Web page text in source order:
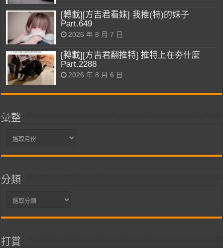
[轉載][方吉君看妹] 我推(特)的妹子
Part.649
2026 年 8 月 7 日
[轉載][方吉君翻推特] 推特上在夯什麼
Part.2288
2026 年 8 月 6 日
彙整
彙
分類
分
打賞